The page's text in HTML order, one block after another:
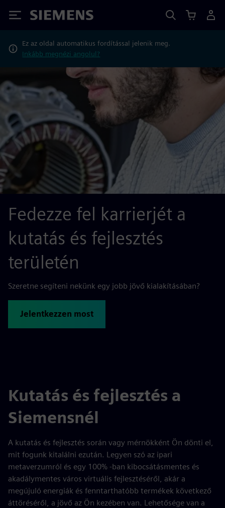
Siemens
Ez az oldal automatikus fordítással jelenik meg.
Inkább megnézi angolul?
Fedezze fel karrierjét a
kutatás és fejlesztés
területén
Szeretne segíteni nekünk egy jobb jövő kialakításában?
Jelentkezzen most
Kutatás és fejlesztés a
Siemensnél
A kutatás és fejlesztés során vagy mérnökként Ön dönti el,
mit fogunk kitalálni ezután. Legyen szó az ipari
metaverzumról és egy 100% -ban kibocsátásmentes és
akadálymentes város virtuális fejlesztéséről, akár a
megújuló energiák és fenntarthatóbb termékek következő
áttöréséről, a jövő az Ön kezében van. Lehetősége van a